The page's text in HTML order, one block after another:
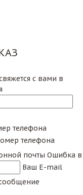
с вами в
телефона
телефона
почты Ошибка в
Ваш E-mail